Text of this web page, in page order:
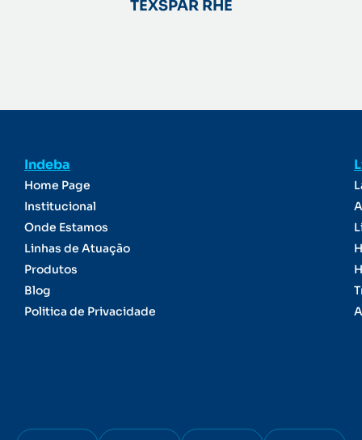
TEXSPAR DEGREASE
Indeba
Home Page
Institucional
Onde Estamos
Linhas de Atuação
Produtos
Blog
Politica de Privacidade